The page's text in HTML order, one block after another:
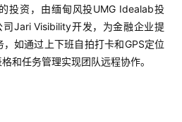
投资，由缅甸风投UMG Idealab投
Jari Visibility开发，为金融企业提
如通过上下班自拍打卡和GPS定位
和任务管理实现团队远程协作。